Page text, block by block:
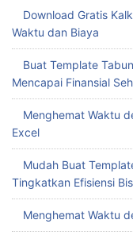
Download Gratis
Waktu dan Biaya
Buat Template
Mencapai Finansial
Menghemat Waktu
Excel
Mudah Buat
Tingkatkan Efisiensi
Menghemat Waktu